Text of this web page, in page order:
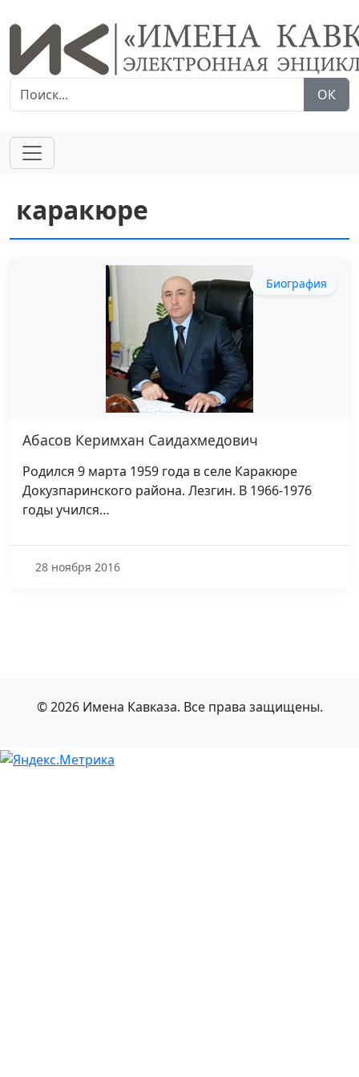
ОК
каракюре
Биография
Абасов Керимхан Саидахмедович
Родился 9 марта 1959 года в селе Каракюре
Докузпаринского района. Лезгин. В 1966-1976
годы учился…
28 ноября 2016
© 2026 Имена Кавказа. Все права защищены.